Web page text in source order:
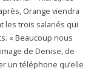
Orange viendra
les trois salariés qui
« Beaucoup nous
de Denise, de
un téléphone qu’elle